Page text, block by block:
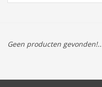
Tassen/Portemonnee
Boeken
Geen producten